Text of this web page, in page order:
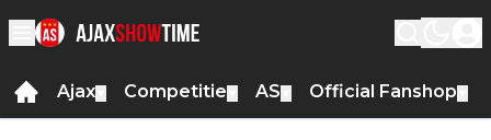
Ajax Competitie AS Official Fanshop